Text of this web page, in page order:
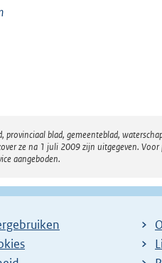
blad, gemeenteblad,
ze na 1 juli 2009 zijn uitgegeven.
aangeboden.